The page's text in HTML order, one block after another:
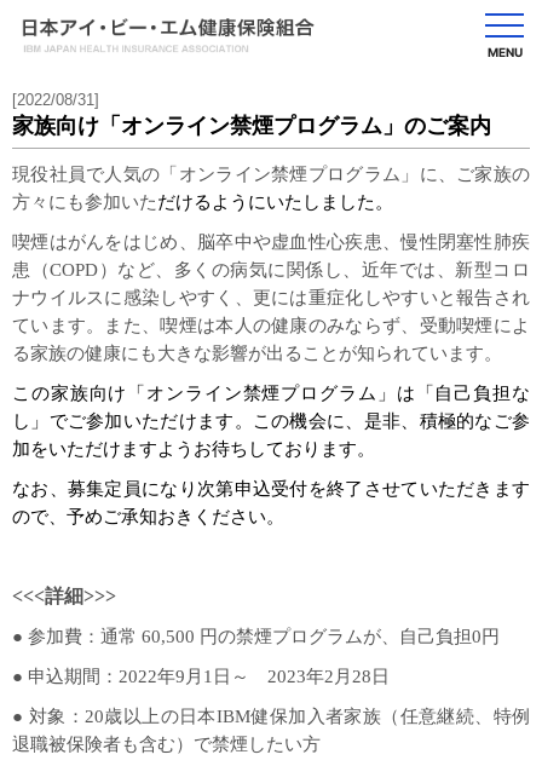
MENU
[2022/08/31]
家族向け「オンライン禁煙プログラム」のご案内
現役社員で人気の「オンライン禁煙プログラム」に、ご家族の
方々にも参加いただけるようにいたしました。
喫煙はがんをはじめ、脳卒中や虚血性心疾患、慢性閉塞性肺疾
患（COPD）など、多くの病気に関係し、近年では、新型コロ
ナウイルスに感染しやすく、更には重症化しやすいと報告され
ています。また、喫煙は本人の健康のみならず、受動喫煙によ
る家族の健康にも大きな影響が出ることが知られています。
この家族向け「オンライン禁煙プログラム」は「自己負担な
し」でご参加いただけます。この機会に、是非、積極的なご参
加をいただけますようお待ちしております。
なお、募集定員になり次第申込受付を終了させていただきます
ので、予めご承知おきください。
<<<詳細>>>
● 参加費：通常 60,500 円の禁煙プログラムが、自己負担0円
● 申込期間：2022年9月1日～ 2023年2月28日
● 対象：20歳以上の日本IBM健保加入者家族（任意継続、特例
退職被保険者も含む）で禁煙したい方